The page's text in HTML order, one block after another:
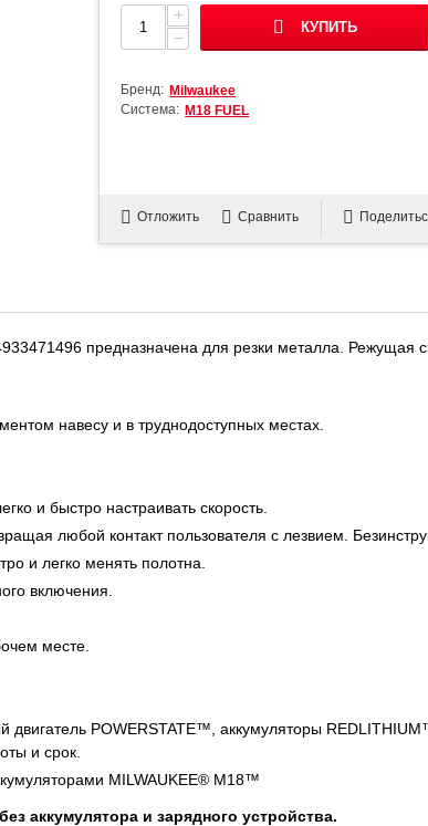
+
−
КУПИТЬ
Бренд: Milwaukee
Система: М18 FUEL
Отложить Сравнить
предназначена для резки металла. Режущая
навесу и в труднодоступных местах.
и быстро настраивать скорость.
любой контакт пользователя с лезвием.
и легко менять полотна.
включения.
месте.
двигатель POWERSTATE™, аккумуляторы
и срок.
MILWAUKEE® M18™
аккумулятора и зарядного устройства.